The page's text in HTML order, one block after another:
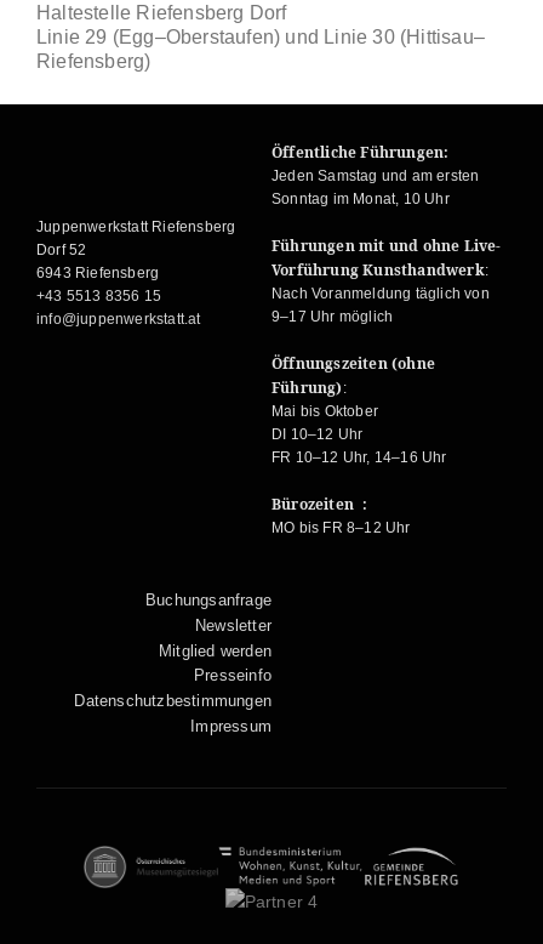
Haltestelle Riefensberg Dorf
Linie 29 (Egg–Oberstaufen) und Linie 30 (Hittisau–
Riefensberg)
Juppenwerkstatt Riefensberg
Dorf 52
6943 Riefensberg
+43 5513 8356 15
info@juppenwerkstatt.at
Öffentliche Führungen:
Jeden Samstag und am ersten
Sonntag im Monat, 10 Uhr
Führungen mit und ohne Live-
Vorführung Kunsthandwerk:
Nach Voranmeldung täglich von
9–17 Uhr möglich
Öffnungszeiten (ohne
Führung) :
Mai bis Oktober
DI 10–12 Uhr
FR 10–12 Uhr, 14–16 Uhr
Bürozeiten :
MO bis FR 8–12 Uhr
Buchungsanfrage
Newsletter
Mitglied werden
Presseinfo
Datenschutzbestimmungen
Impressum